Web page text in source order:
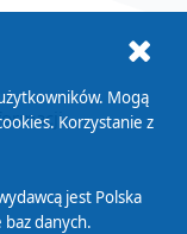
Mogą
Korzystanie z
jest Polska
danych.